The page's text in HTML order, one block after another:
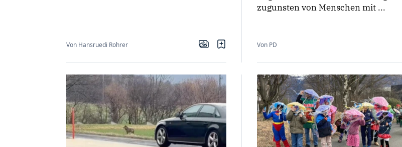
Von Hansruedi Rohrer
zugunsten von Menschen mit ...
Von PD